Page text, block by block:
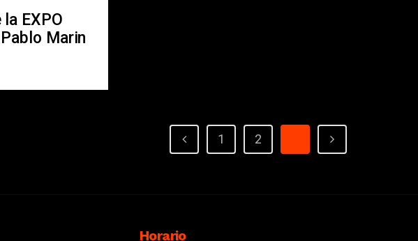
la EXPO
Marin
1 2
Horario